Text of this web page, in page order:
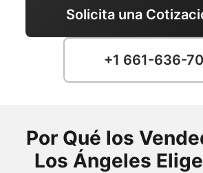
Solicita una
+1 661-636-
Por Qué los
Los Ángeles